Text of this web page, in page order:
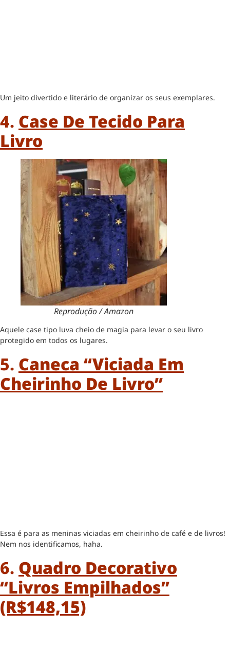
Um jeito divertido e literário de organizar os seus exemplares.
4. Case De Tecido Para
Livro
Reprodução / Amazon
Aquele case tipo luva cheio de magia para levar o seu livro
protegido em todos os lugares.
5. Caneca “Viciada Em
Cheirinho De Livro”
Essa é para as meninas viciadas em cheirinho de café e de livros!
Nem nos identificamos, haha.
6. Quadro Decorativo
“Livros Empilhados”
(R$148,15)